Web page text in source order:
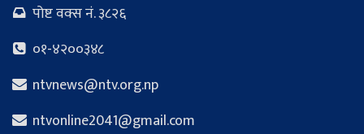
पोष्ट वक्स नं. ३८२६
०१-४२००३४८
ntvnews@ntv.org.np
ntvonline2041@gmail.com